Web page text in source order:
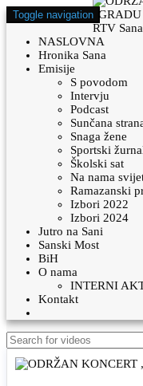
Toggle navigation
NASLOVNA
Hronika Sana
Emisije
S povodom
Intervju
Podcast
Sunčana
Snaga žene
Sportski
Školski sat
Na nama
Ramazanski
Izbori 2022
Izbori 2024
Jutro na Sani
Sanski Most
BiH
O nama
INTERNI
Kontakt